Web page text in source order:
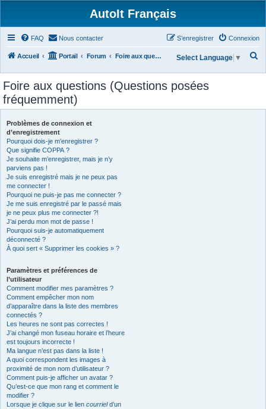
AutoIt Français
FAQ Nous contacter Connexion
S’enregistrer
Accueil Portail Forum Foire aux questions (Questions posées fréquemment) Select Language ▼
Foire aux questions (Questions posées
fréquemment)
Problèmes de connexion et
d’enregistrement
Pourquoi dois-je m’enregistrer ?
Que signifie COPPA ?
Je souhaite m’enregistrer, mais je n’y
parviens pas !
Je suis enregistré mais je ne peux pas
me connecter !
Pourquoi ne puis-je pas me connecter ?
Je me suis enregistré par le passé mais
je ne peux plus me connecter ?!
J’ai perdu mon mot de passe !
Pourquoi suis-je automatiquement
déconnecté ?
À quoi sert « Supprimer les cookies » ?
Paramètres et préférences de
l’utilisateur
Comment modifier mes paramètres ?
Comment empêcher mon nom
d’apparaître dans la liste des membres
connectés ?
Les heures ne sont pas correctes !
J’ai changé mon fuseau horaire et l’heure
est toujours incorrecte !
Ma langue n’est pas dans la liste !
A quoi correspondent les images à
proximité de mon nom d’utilisateur ?
Comment puis-je afficher un avatar ?
Qu’est-ce que mon rang et comment le
modifier ?
Lorsque je clique sur le lien courrield’un